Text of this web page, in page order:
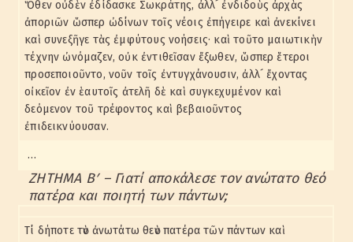
Ὅθεν οὐδὲν ἐδίδασκε Σωκράτης, ἀλλ´ ἐνδιδοὺς ἀρχὰς
ἀποριῶν ὥσπερ ὠδίνων τοῖς νέοις ἐπήγειρε καὶ ἀνεκίνει
καὶ συνεξῆγε τὰς ἐμφύτους νοήσεις· καὶ τοῦτο μαιωτικὴν
τέχνην ὠνόμαζεν, οὐκ ἐντιθεῖσαν ἔξωθεν, ὥσπερ ἕτεροι
προσεποιοῦντο, νοῦν τοῖς ἐντυγχάνουσιν, ἀλλ´ ἔχοντας
οἰκεῖον ἐν ἑαυτοῖς ἀτελῆ δὲ καὶ συγκεχυμένον καὶ
δεόμενον τοῦ τρέφοντος καὶ βεβαιοῦντος
ἐπιδεικνύουσαν.
…
ΖΗΤΗΜΑ Βʹ – Γιατί αποκάλεσε τον ανώτατο θεό
πατέρα και ποιητή των πάντων;
Τί δήποτε τὸν ἀνωτάτω θεὸν πατέρα τῶν πάντων καὶ